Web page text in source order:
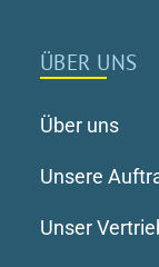
ÜBER UNS
Über uns
Unsere
Unser